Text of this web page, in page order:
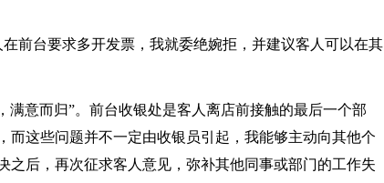
前台要求多开发票，我就委绝婉拒，并建议客人可以在其
满意而归”。前台收银处是客人离店前接触的最后一个部
而这些问题并不一定由收银员引起，我能够主动向其他个
之后，再次征求客人意见，弥补其他同事或部门的工作失